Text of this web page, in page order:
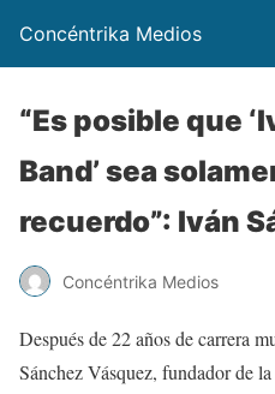
Concéntrika Medios
“Es posible que
Band’ sea
recuerdo”: Iván
Concéntrika Medios
Después de 22 años de carrera
Sánchez Vásquez, fundador de